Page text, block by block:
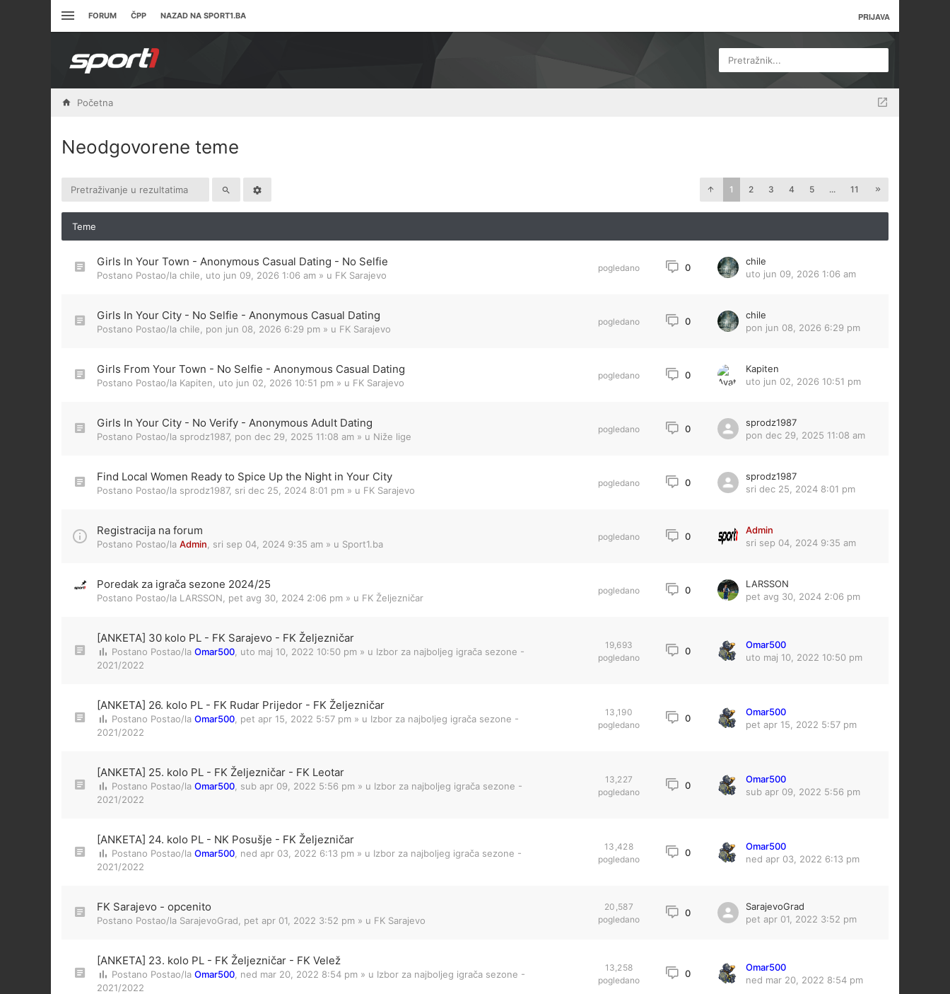
FORUM ČPP NAZAD NA SPORT1.BA PRIJAVA
Pretražnik...
Početna
Neodgovorene teme
1 2 3 4 5 ... 11
Teme
Girls In Your Town - Anonymous Casual Dating - No Selfie
Postano Postao/la chile uto jun 09, 2026 1:06 am » u FK Sarajevo
pogledano 0
chile
uto jun 09, 2026 1:06 am
Girls In Your City - No Selfie - Anonymous Casual Dating
Postano Postao/la chile pon jun 08, 2026 6:29 pm » u FK Sarajevo
pogledano 0
chile
pon jun 08, 2026 6:29 pm
Girls From Your Town - No Selfie - Anonymous Casual Dating
Postano Postao/la Kapiten uto jun 02, 2026 10:51 pm » u FK Sarajevo
pogledano 0
Kapiten
uto jun 02, 2026 10:51 pm
Girls In Your City - No Verify - Anonymous Adult Dating
Postano Postao/la sprodz1987, pon dec 29, 2025 11:08 am » u Niže lige
pogledano 0
sprodz1987
pon dec 29, 2025 11:08 am
Find Local Women Ready to Spice Up the Night in Your City
Postano Postao/la sprodz1987, sri dec 25, 2024 8:01 pm » u FK Sarajevo
pogledano 0
sprodz1987
sri dec 25, 2024 8:01 pm
Registracija na forum
Postano Postao/la Admin sri sep 04, 2024 9:35 am » u Sport1.ba
pogledano 0
Admin
sri sep 04, 2024 9:35 am
Poredak za igrača sezone 2024/25
Postano Postao/la LARSSON pet avg 30, 2024 2:06 pm » u FK Željezničar
pogledano 0
LARSSON
pet avg 30, 2024 2:06 pm
[ANKETA] 30 kolo PL - FK Sarajevo - FK Željezničar
Postano Postao/la Omar500 uto maj 10, 2022 10:50 pm » u Izbor za najboljeg igrača sezone -
2021/2022
19,693
pogledano
0
Omar500
uto maj 10, 2022 10:50 pm
[ANKETA] 26. kolo PL - FK Rudar Prijedor - FK Željezničar
Postano Postao/la Omar500 pet apr 15, 2022 5:57 pm » u Izbor za najboljeg igrača sezone -
2021/2022
13,190
pogledano
0
Omar500
pet apr 15, 2022 5:57 pm
[ANKETA] 25. kolo PL - FK Željezničar - FK Leotar
Postano Postao/la Omar500 sub apr 09, 2022 5:56 pm » u Izbor za najboljeg igrača sezone -
2021/2022
13,227
pogledano
0
Omar500
sub apr 09, 2022 5:56 pm
[ANKETA] 24. kolo PL - NK Posušje - FK Željezničar
Postano Postao/la Omar500 ned apr 03, 2022 6:13 pm » u Izbor za najboljeg igrača sezone -
2021/2022
13,428
pogledano
0
Omar500
ned apr 03, 2022 6:13 pm
FK Sarajevo - opcenito
Postano Postao/la SarajevoGrad pet apr 01, 2022 3:52 pm » u FK Sarajevo
20,587
pogledano
0
SarajevoGrad
pet apr 01, 2022 3:52 pm
[ANKETA] 23. kolo PL - FK Željezničar - FK Velež
Postano Postao/la Omar500 ned mar 20, 2022 8:54 pm » u Izbor za najboljeg igrača sezone -
2021/2022
13,258
pogledano
0
Omar500
ned mar 20, 2022 8:54 pm